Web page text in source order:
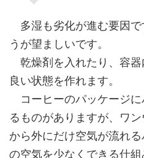
多湿も劣化が進む要因で
うが望ましいです。
乾燥剤を入れたり、容
良い状態を作れます。
コーヒーのパッケージに
るものがありますが、ワ
から外にだけ空気が流れ
の空気を少なくできる仕